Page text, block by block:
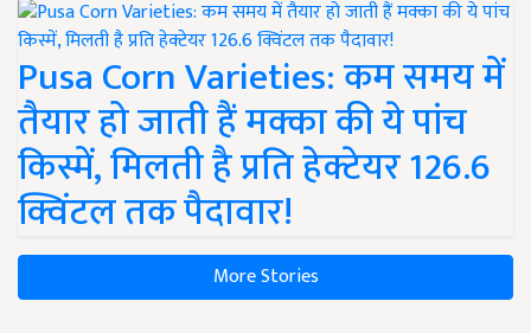
Pusa Corn Varieties: कम समय में
तैयार हो जाती हैं मक्का की ये पांच
किस्में, मिलती है प्रति हेक्टेयर 126.6
क्विंटल तक पैदावार!
More Stories